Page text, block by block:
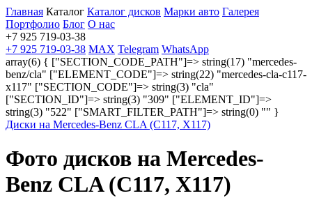
Главная Каталог Каталог дисков Марки авто Галерея
Портфолио Блог О нас
+7 925 719-03-38
+7 925 719-03-38 MAX Telegram WhatsApp
array(6) { ["SECTION_CODE_PATH"]=> string(17) "mercedes-
benz/cla" ["ELEMENT_CODE"]=> string(22) "mercedes-cla-c117-
x117" ["SECTION_CODE"]=> string(3) "cla"
["SECTION_ID"]=> string(3) "309" ["ELEMENT_ID"]=>
string(3) "522" ["SMART_FILTER_PATH"]=> string(0) "" }
Диски на Mercedes-Benz CLA (C117, X117)
Фото дисков на Mercedes-
Benz CLA (C117, X117)